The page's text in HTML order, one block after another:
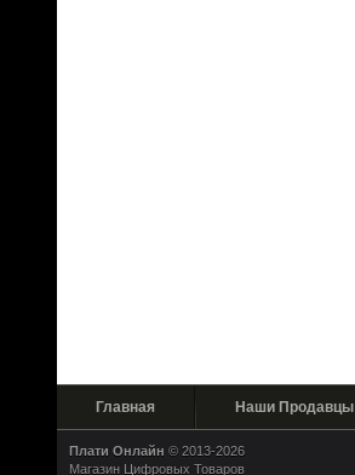
Главная Наши Продавцы
Плати Онлайн © 2013-2026
Магазин Цифровых Товаров